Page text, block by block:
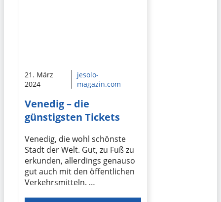
21. März
2024
jesolo-
magazin.com
Venedig – die
günstigsten Tickets
Venedig, die wohl schönste
Stadt der Welt. Gut, zu Fuß zu
erkunden, allerdings genauso
gut auch mit den öffentlichen
Verkehrsmitteln. …